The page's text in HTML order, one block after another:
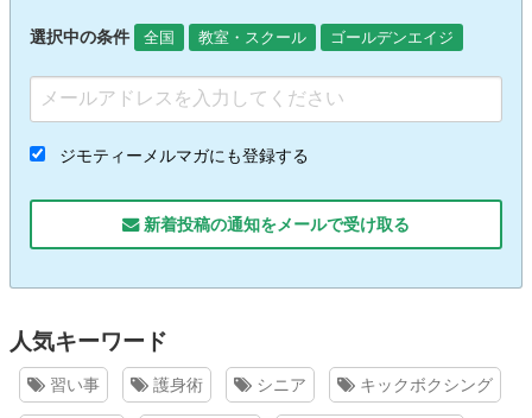
選択中の条件 全国 教室・スクール ゴールデンエイジ
ジモティーメルマガにも登録する
新着投稿の通知をメールで受け取る
人気キーワード
習い事 護身術 シニア キックボクシング